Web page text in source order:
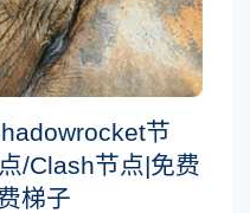
节
/Clash节点|免费
梯子